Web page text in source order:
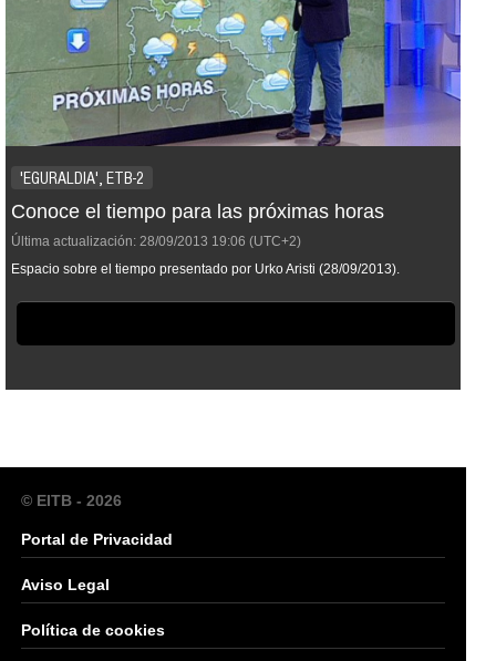
'EGURALDIA', ETB-2
Conoce el tiempo para las próximas horas
Última actualización: 28/09/2013 19:06 (UTC+2)
Espacio sobre el tiempo presentado por Urko Aristi (28/09/2013).
© EITB - 2026
Portal de Privacidad
Aviso Legal
Política de cookies